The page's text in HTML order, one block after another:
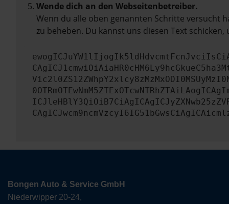
Wende dich an den Webseitenbetreiber.
Wenn du alle oben genannten Schritte versucht
zu beheben. Du kannst uns diesen Text
Bongen Auto & Service GmbH
Niederwipper 20-24,